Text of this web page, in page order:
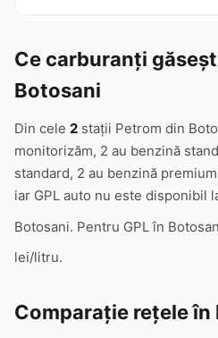
Ce carburanți
Botosani
Din cele 2 stații Petrom din
monitorizăm, 2 au benzină
standard, 2 au benzină
iar GPL auto nu este disponibil
Botosani. Pentru GPL în
lei/litru.
Comparație rețele în